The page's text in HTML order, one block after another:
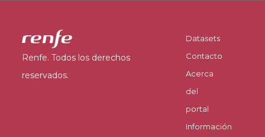
Renfe. Todos los derechos
reservados.
Datasets
Contacto
Acerca
del
portal
Información